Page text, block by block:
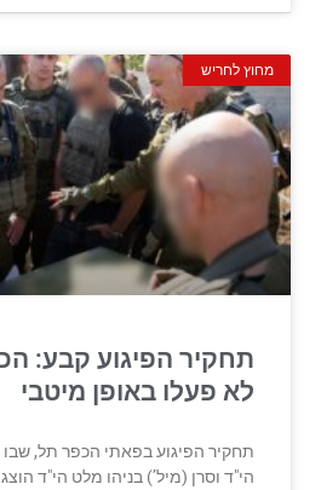
מחוץ לחריש
תחקיר הפיגוע קבע:
לא פעלו באופן מיטבי
תחקיר הפיגוע בפאתי הכפר תל, שבו
הי"ד וסרן (מיל’) בניהו מלט הי"ד